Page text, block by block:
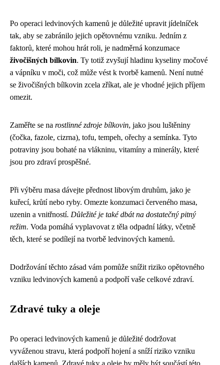
Po operaci ledvinových kamenů je důležité upravit jídelníček
tak, aby se zabránilo jejich opětovnému vzniku. Jedním z
faktorů, které mohou hrát roli, je nadměrná konzumace
živočišných bílkovin. Ty totiž zvyšují hladinu kyseliny močové
a vápníku v moči, což může vést k tvorbě kamenů. Není nutné
se živočišných bílkovin zcela zříkat, ale je vhodné jejich příjem
omezit.
Zaměřte se na rostlinné zdroje bílkovin, jako jsou luštěniny
(čočka, fazole, cizrna), tofu, tempeh, ořechy a semínka. Tyto
potraviny jsou bohaté na vlákninu, vitamíny a minerály, které
jsou pro zdraví prospěšné.
Při výběru masa dávejte přednost libovým druhům, jako je
kuřecí, krůtí nebo ryby. Omezte konzumaci červeného masa,
uzenin a vnitřností. Důležité je také dbát na dostatečný pitný
režim. Voda pomáhá vyplavovat z těla odpadní látky, včetně
těch, které se podílejí na tvorbě ledvinových kamenů.
Dodržování těchto zásad vám pomůže snížit riziko opětovného
vzniku ledvinových kamenů a podpoří vaše celkové zdraví.
Zdravé tuky a oleje
Po operaci ledvinových kamenů je důležité dodržovat
vyváženou stravu, která podpoří hojení a sníží riziko vzniku
dalších kamenů. Zdravé tuky a oleje by měly být součástí této